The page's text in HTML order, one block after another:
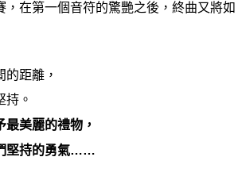
在第一個音符的驚艷之後，終曲又將如
距離，
。
最美麗的禮物，
堅持的勇氣……